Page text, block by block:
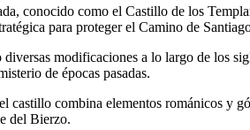
conocido como el Castillo de los
para proteger el Camino de
modificaciones a lo largo de los
de épocas pasadas.
castillo combina elementos románicos y
del Bierzo.